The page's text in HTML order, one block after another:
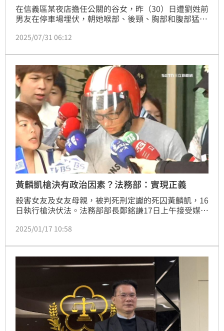
在信義區某夜店擔任公關的谷女，昨（30）日遭劉姓前
男友在停車場埋伏，朝她喉部、後頸、胸部和腹部猛刺
喊話：「台灣殺人沒有死刑！」加上嫌犯似乎已擬好脫
翻出大法官詹森林先前支持廢死的言論，痛批「等你家
人被砍死了再來說這種風涼話」。
2025/07/31 06:12
黃麟凱槍決有政治因素？法務部：實現正義
殺害女友及女友母親，被判死刑定讞的死囚黃麟凱，16
日執行槍決伏法。法務部部長鄭銘謙17日上午接受媒體
法務部政務次長黃謀信也強調，絕對沒有所謂政治因素
題。
2025/01/17 10:58